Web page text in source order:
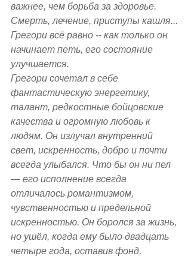
важнее, чем борьба за здоровье.
Смерть, лечение, приступы кашля...
Грегори всё равно -- как только он
начинает петь, его состояние
улучшается.
Грегори сочетал в себе
фантастическую энергетику,
талант, редкостные бойцовские
качества и огромную любовь к
людям. Он излучал внутренний
свет, искренность, добро и почти
всегда улыбался. Что бы он ни пел
— его исполнение всегда
отличалось романтизмом,
чувственностью и предельной
искренностью. Он боролся за жизнь,
но ушёл, когда ему было двадцать
четыре года, оставив фонд,